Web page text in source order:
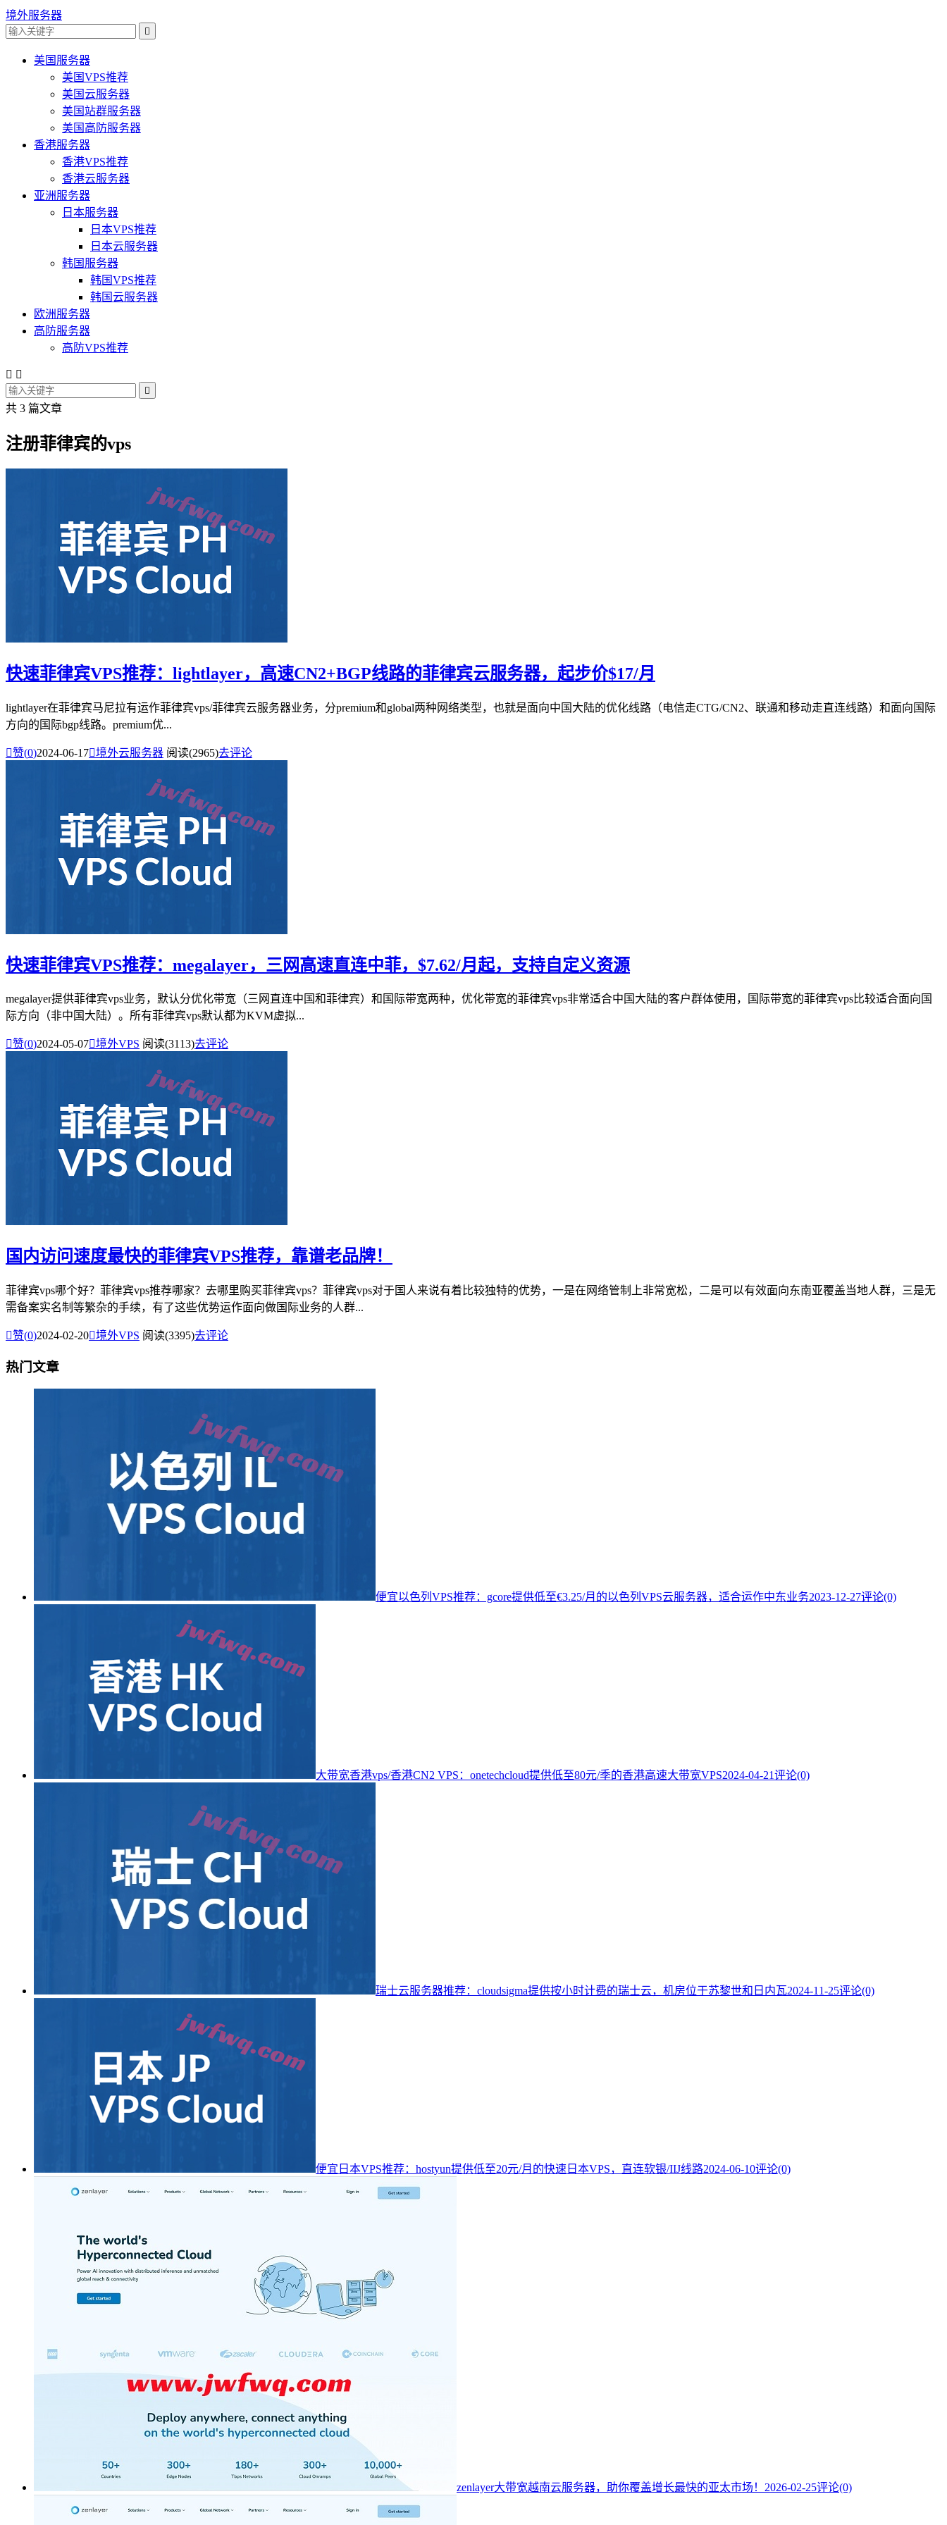
境外服务器

美国服务器
美国VPS推荐
美国云服务器
美国站群服务器
美国高防服务器
香港服务器
香港VPS推荐
香港云服务器
亚洲服务器
日本服务器
日本VPS推荐
日本云服务器
韩国服务器
韩国VPS推荐
韩国云服务器
欧洲服务器
高防服务器
高防VPS推荐
 

共 3 篇文章
注册菲律宾的vps
快速菲律宾VPS推荐：lightlayer，高速CN2+BGP线路的菲律宾云服务器，起步价$17/月
lightlayer在菲律宾马尼拉有运作菲律宾vps/菲律宾云服务器业务，分premium和global两种网络类型，也就是面向中国大陆的优化线路（电信走CTG/CN2、联通和移动走直连线路）和面向国际
方向的国际bgp线路。premium优...
赞(0)2024-06-17境外云服务器 阅读(2965)去评论
快速菲律宾VPS推荐：megalayer，三网高速直连中菲，$7.62/月起，支持自定义资源
megalayer提供菲律宾vps业务，默认分优化带宽（三网直连中国和菲律宾）和国际带宽两种，优化带宽的菲律宾vps非常适合中国大陆的客户群体使用，国际带宽的菲律宾vps比较适合面向国
际方向（非中国大陆）。所有菲律宾vps默认都为KVM虚拟...
赞(0)2024-05-07境外VPS 阅读(3113)去评论
国内访问速度最快的菲律宾VPS推荐，靠谱老品牌！
菲律宾vps哪个好？菲律宾vps推荐哪家？去哪里购买菲律宾vps？菲律宾vps对于国人来说有着比较独特的优势，一是在网络管制上非常宽松，二是可以有效面向东南亚覆盖当地人群，三是无
需备案实名制等繁杂的手续，有了这些优势运作面向做国际业务的人群...
赞(0)2024-02-20境外VPS 阅读(3395)去评论
热门文章
便宜以色列VPS推荐：gcore提供低至€3.25/月的以色列VPS云服务器，适合运作中东业务2023-12-27评论(0)
大带宽香港vps/香港CN2 VPS：onetechcloud提供低至80元/季的香港高速大带宽VPS2024-04-21评论(0)
瑞士云服务器推荐：cloudsigma提供按小时计费的瑞士云，机房位于苏黎世和日内瓦2024-11-25评论(0)
便宜日本VPS推荐：hostyun提供低至20元/月的快速日本VPS，直连软银/IIJ线路2024-06-10评论(0)
zenlayer大带宽越南云服务器，助你覆盖增长最快的亚太市场！ 2026-02-25评论(0)